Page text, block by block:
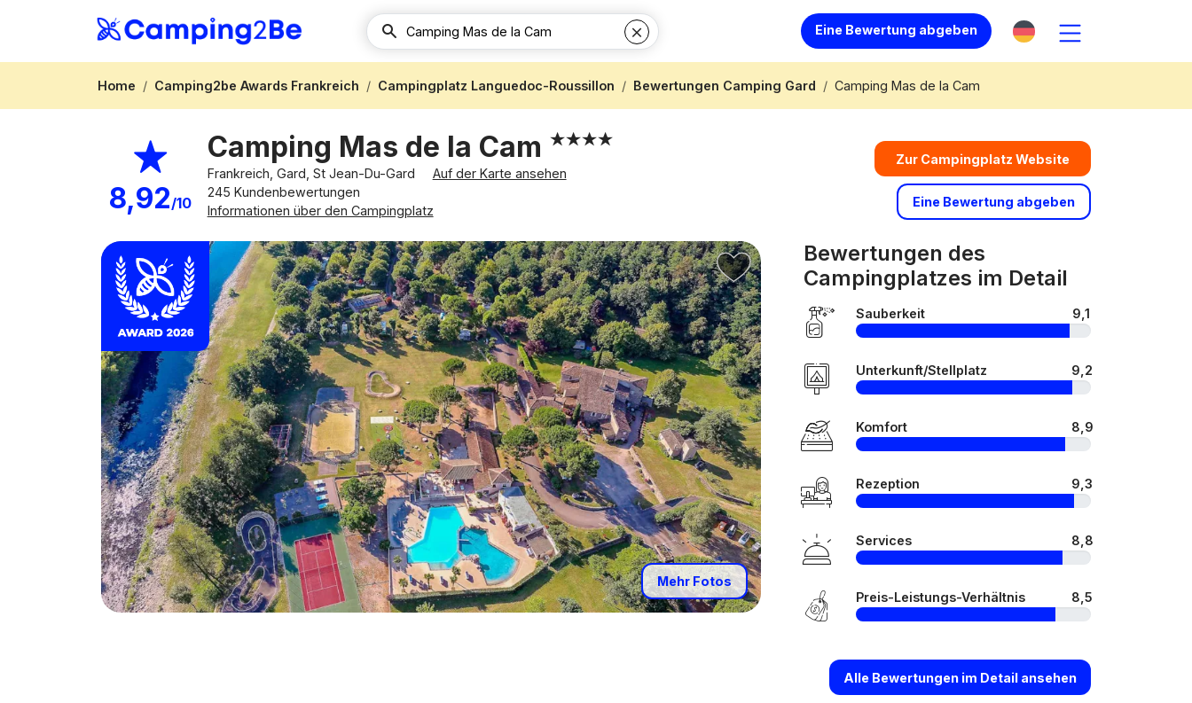
Eine Bewertung abgeben
Home Camping2be Awards Frankreich Campingplatz Languedoc-Roussillon Bewertungen Camping Gard Camping Mas de la Cam
8,92/10
Camping Mas de la Cam
Frankreich, Gard, St Jean-Du-Gard
Auf der Karte ansehen
245 Kundenbewertungen
Informationen über den Campingplatz
Zur Campingplatz Website
Eine Bewertung abgeben
Mehr Fotos
Bewertungen des
Campingplatzes im Detail
Sauberkeit 9,1
Unterkunft/Stellplatz 9,2
Komfort 8,9
Rezeption 9,3
Services 8,8
Preis-Leistungs-Verhältnis 8,5
Alle Bewertungen im Detail ansehen